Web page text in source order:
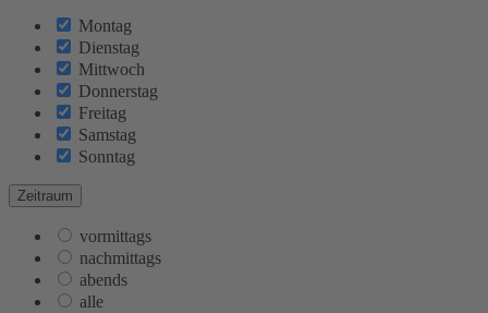
Montag
Dienstag
Mittwoch
Donnerstag
Freitag
Samstag
Sonntag
Zeitraum
vormittags
nachmittags
abends
alle